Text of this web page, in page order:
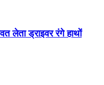
लेता ड्राइवर रंगे हाथों